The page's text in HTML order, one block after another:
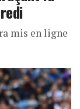
mis en ligne